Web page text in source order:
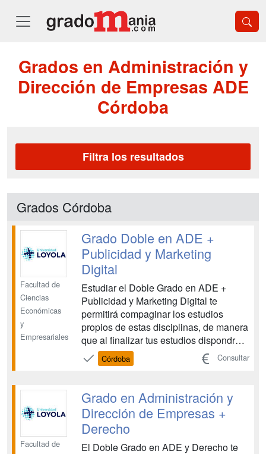
Grados en Administración y
Dirección de Empresas ADE
Córdoba
Filtra los resultados
Grados Córdoba
Facultad de
Ciencias
Económicas
y
Empresariales
Grado Doble en ADE +
Publicidad y Marketing
Digital
Estudiar el Doble Grado en ADE +
Publicidad y Marketing Digital te
permitirá compaginar los estudios
propios de estas disciplinas, de manera
que al finalizar tus estudios dispondrás
de dos titulaciones superiores y una
amplia formación con la que podrás
trata de una formación que integra dos
ámbitos, el de la em...
Córdoba Consultar
Facultad de
Grado en Administración y
Dirección de Empresas +
Derecho
El Doble Grado en ADE y Derecho te